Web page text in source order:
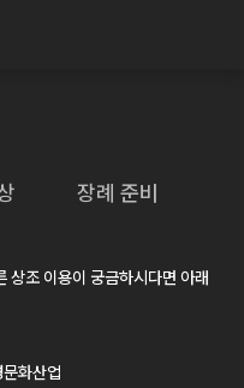
장례 준비
상조 이용이 궁금하시다면 아래
화산업